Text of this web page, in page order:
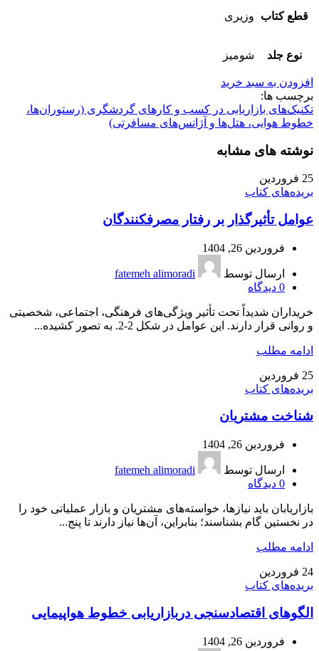
قطع کتاب وزیری
نوع جلد شومیز
افزودن به سبد خرید
برچسب ها:
تکنیک‌های بازاریابی در کسب و کارهای گردشگری (رستوران‌ها،
خطوط هوایی، هتل‌ها و آژانس‌های مسافرتی)
نوشته های مشابه
25 فروردین
بریده‌های کتاب
عوامل تأثیرگذار بر رفتار مصرفکنندگان
فروردین 26, 1404
ارسال توسط
fatemeh alimoradi
0 دیدگاه
خریداران شدیداً تحت تأثیر ویژگی‌های فرهنگی، اجتماعی، شخصیتی
و روانی قرار دارند. این عوامل در شكل 2-2. به تصور كشیده...
ادامه مطلب
25 فروردین
بریده‌های کتاب
شناخت مشتریان
فروردین 26, 1404
ارسال توسط
fatemeh alimoradi
0 دیدگاه
بازاریابان باید نیازها، خواسته‌های مشتریان و بازار عملیاتی خود را
در نخستین گام بشناسند؛ بنابراین، آن‌ها نیاز دارند تا پنج...
ادامه مطلب
24 فروردین
بریده‌های کتاب
الگو‌های اقتصادسنجی دربازاریابی خطوط هواپیمایی
فروردین 26, 1404